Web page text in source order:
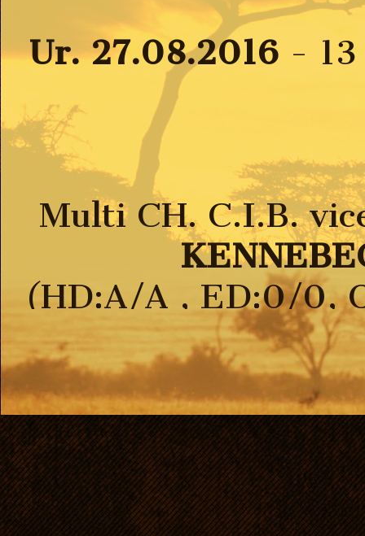
Ur. 27.08.2016 - 13
Multi CH. C.I.B.
(HD:A/A , ED:0/0,
TAIL:neg.
DDstatus BB